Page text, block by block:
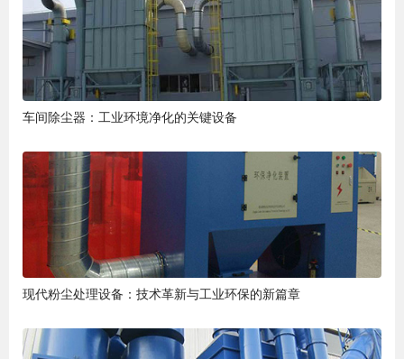
车间除尘器：工业环境净化的关键设备
现代粉尘处理设备：技术革新与工业环保的新篇章